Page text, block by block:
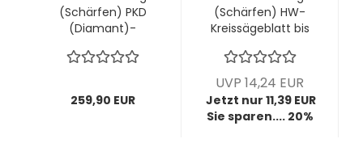
(Schärfen) PKD
(Diamant)-
"volle Schneide"
Stück
259,90 EUR
(Schärfen) HW-
Kreissägeblatt bis
4,4mm Breite; bis
12 Zähne (diverse
Zahnformen)
UVP 14,24 EUR
Jetzt nur 11,39 EUR
Sie sparen.... 20%